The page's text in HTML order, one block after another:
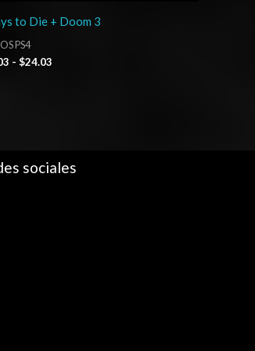
to Die + Doom 3
PS4
- $24.03
sociales